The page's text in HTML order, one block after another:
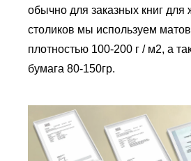
обычно для заказных книг для
столиков мы используем
плотностью 100-200 г / м2, а
бумага 80-150гр.